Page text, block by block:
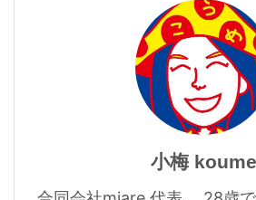
小梅 koume